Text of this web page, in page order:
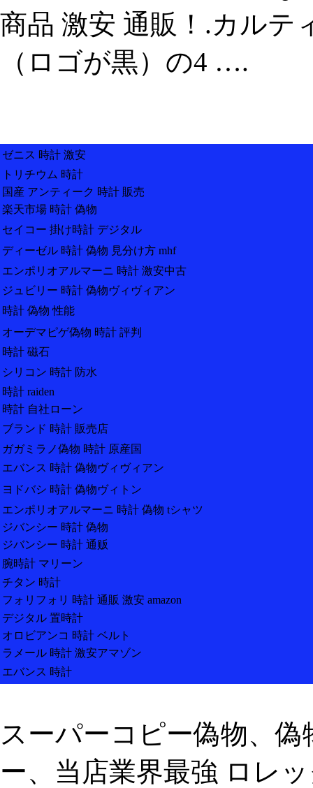
商品 激安 通販！.カルテ
（ロゴが黒）の4 ….
ゼニス 時計 激安
トリチウム 時計
国産 アンティーク 時計 販売
楽天市場 時計 偽物
セイコー 掛け時計 デジタル
ディーゼル 時計 偽物 見分け方 mhf
エンポリオアルマーニ 時計 激安中古
ジュビリー 時計 偽物ヴィヴィアン
時計 偽物 性能
オーデマピゲ偽物 時計 評判
時計 磁石
シリコン 時計 防水
時計 raiden
時計 自社ローン
ブランド 時計 販売店
ガガミラノ偽物 時計 原産国
エバンス 時計 偽物ヴィヴィアン
ヨドバシ 時計 偽物ヴィトン
エンポリオアルマーニ 時計 偽物 tシャツ
ジバンシー 時計 偽物
ジバンシー 時計 通贩
腕時計 マリーン
チタン 時計
フォリフォリ 時計 通販 激安 amazon
デジタル 置時計
オロビアンコ 時計 ベルト
ラメール 時計 激安アマゾン
エバンス 時計
スーパーコピー偽物、
ー、当店業界最強 ロレ